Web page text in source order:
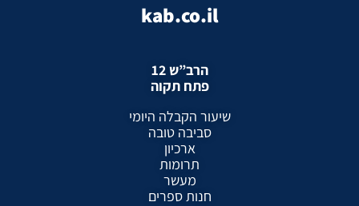
kab.co.il
הרב”ש 12
פתח תקוה
שיעור הקבלה היומי
סביבה טובה
ארכיון
תרומות
מעשר
חנות ספרים